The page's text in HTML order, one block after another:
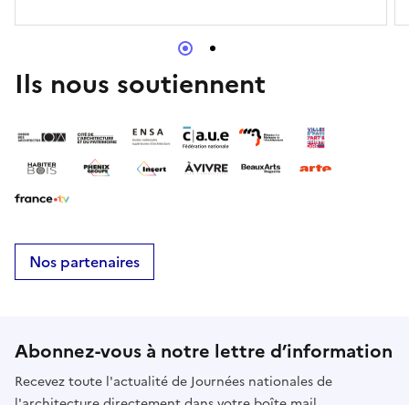
Ils nous soutiennent
Nos partenaires
Abonnez-vous à notre lettre d’information
Recevez toute l'actualité de Journées nationales de